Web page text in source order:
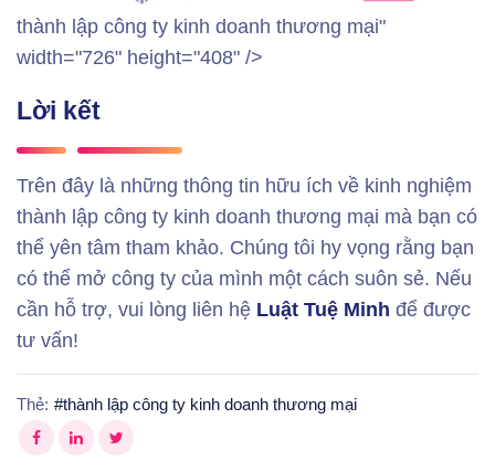
thành lập công ty kinh doanh thương mại"
width="726" height="408" />
Lời kết
Trên đây là những thông tin hữu ích về kinh nghiệm
thành lập công ty kinh doanh thương mại mà bạn có
thể yên tâm tham khảo. Chúng tôi hy vọng rằng bạn
có thể mở công ty của mình một cách suôn sẻ. Nếu
cần hỗ trợ, vui lòng liên hệ Luật Tuệ Minh để được
tư vấn!
Thẻ: #thành lập công ty kinh doanh thương mại